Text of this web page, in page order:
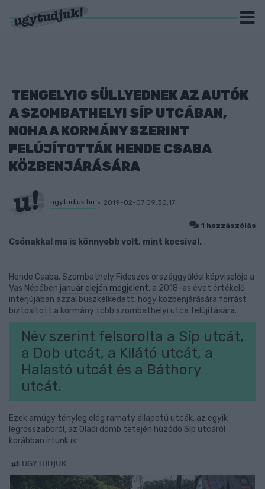
TENGELYIG SÜLLYEDNEK AZ AUTÓK
A SZOMBATHELYI SÍP UTCÁBAN,
NOHA A KORMÁNY SZERINT
FELÚJÍTOTTÁK HENDE CSABA
KÖZBENJÁRÁSÁRA
ugytudjuk.hu 2019-02-07 09:30:17
1 hozzászólás
Csónakkal ma is könnyebb volt, mint kocsival.
Hende Csaba, Szombathely Fideszes országgyűlési képviselője a
Vas Népében január elején megjelent, a 2018-as évet értékelő
interjújában azzal büszkélkedett, hogy közbenjárására forrást
biztosított a kormány több szombathelyi utca felújítására.
Név szerint felsorolta a Síp utcát,
a Dob utcát, a Kilátó utcát, a
Halastó utcát és a Báthory
utcát.
Ezek amúgy tényleg elég ramaty állapotú utcák, az egyik
legrosszabbról, az Oladi domb tetején húzódó Síp utcáról
korábban írtunk is: